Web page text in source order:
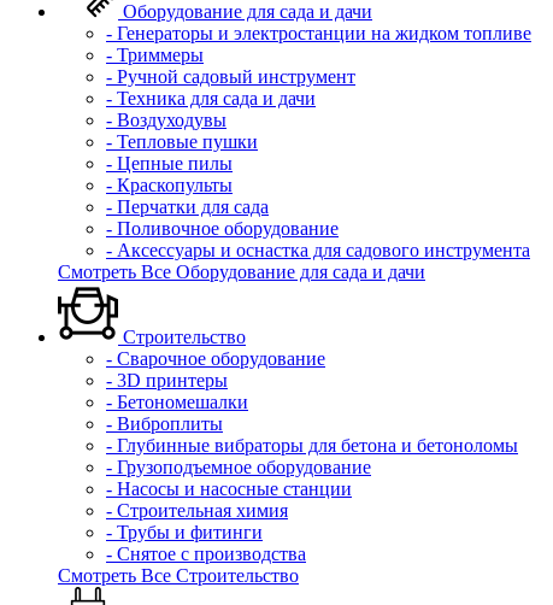
Оборудование для сада и дачи
- Генераторы и электростанции на жидком топливе
- Триммеры
- Ручной садовый инструмент
- Техника для сада и дачи
- Воздуходувы
- Тепловые пушки
- Цепные пилы
- Краскопульты
- Перчатки для сада
- Поливочное оборудование
- Аксессуары и оснастка для садового инструмента
Смотреть Все Оборудование для сада и дачи
Строительство
- Сварочное оборудование
- 3D принтеры
- Бетономешалки
- Виброплиты
- Глубинные вибраторы для бетона и бетоноломы
- Грузоподъемное оборудование
- Насосы и насосные станции
- Строительная химия
- Трубы и фитинги
- Снятое с производства
Смотреть Все Строительство